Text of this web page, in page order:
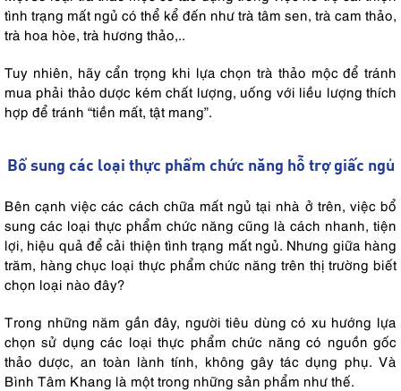
tình trạng mất ngủ có thể kể đến như trà tâm sen, trà cam thảo,
trà hoa hòe, trà hương thảo,..
Tuy nhiên, hãy cẩn trọng khi lựa chọn trà thảo mộc để tránh
mua phải thảo dược kém chất lượng, uống với liều lượng thích
hợp để tránh “tiền mất, tật mang”.
Bổ sung các loại thực phẩm chức năng hỗ trợ giấc ngủ
Bên cạnh việc các cách chữa mất ngủ tại nhà ở trên, việc bổ
sung các loại thực phẩm chức năng cũng là cách nhanh, tiện
lợi, hiệu quả để cải thiện tình trạng mất ngủ. Nhưng giữa hàng
trăm, hàng chục loại thực phẩm chức năng trên thị trường biết
chọn loại nào đây?
Trong những năm gần đây, người tiêu dùng có xu hướng lựa
chọn sử dụng các loại thực phẩm chức năng có nguồn gốc
thảo dược, an toàn lành tính, không gây tác dụng phụ. Và
Bình Tâm Khang là một trong những sản phẩm như thế.